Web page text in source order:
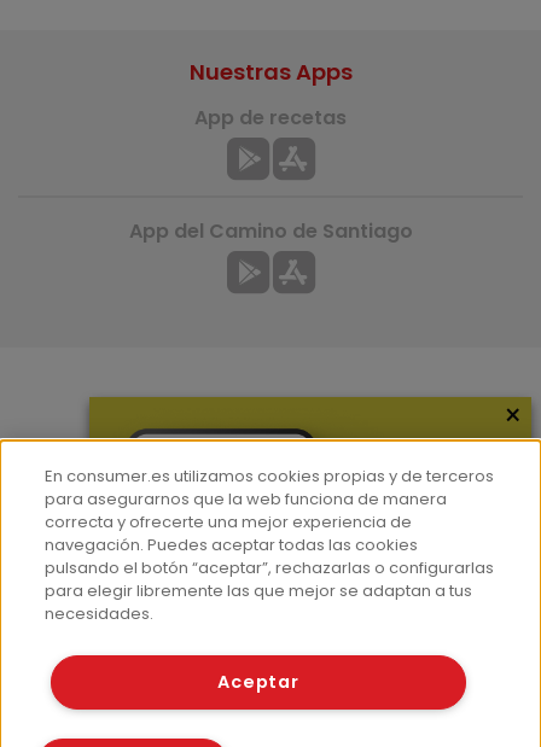
Hemeroteca
Contacto
Prensa
Corpus Lingüístico Consumer
Nuestras Apps
App de recetas
App del Camino de Santiago
© Fundación EROSKI
Políticas de cookies
×
En consumer.es utilizamos cookies propias y de terceros
para asegurarnos que la web funciona de manera
correcta y ofrecerte una mejor experiencia de
navegación. Puedes aceptar todas las cookies
pulsando el botón “aceptar”, rechazarlas o configurarlas
para elegir libremente las que mejor se adaptan a tus
necesidades.
Aceptar